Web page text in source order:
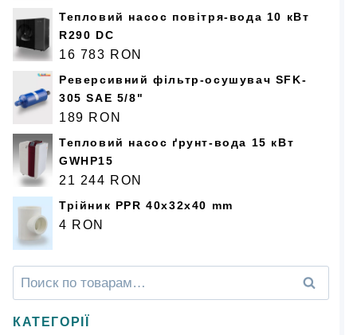
Тепловий насос повітря-вода 10 кВт
R290 DC
16 783 RON
Реверсивний фільтр-осушувач SFK-
305 SAE 5/8"
189 RON
Тепловий насос ґрунт-вода 15 кВт
GWHP15
21 244 RON
Трійник PPR 40x32x40 mm
4 RON
Искать: Поиск
КАТЕГОРІЇ